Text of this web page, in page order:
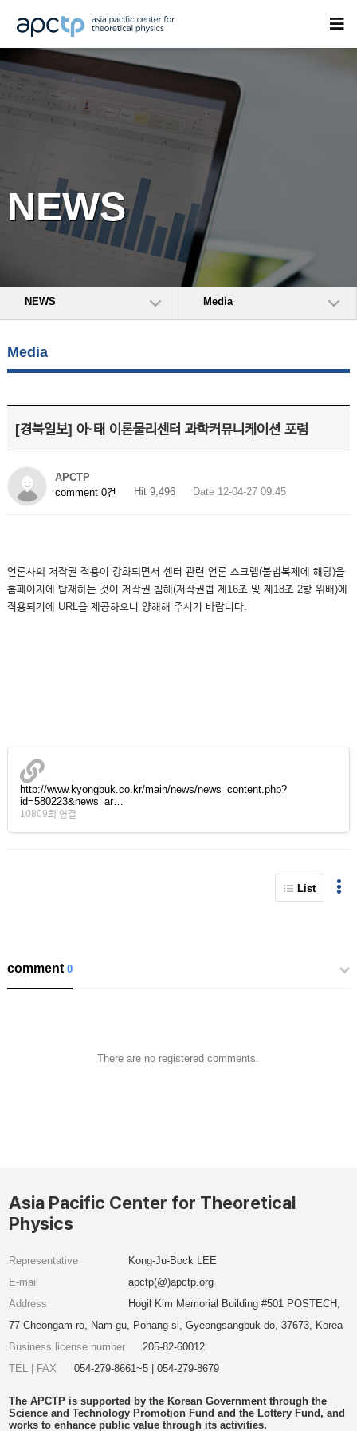
NEWS
NEWS Media
Media
[경북일보] 아·태 이론물리센터 과학커뮤니케이션 포럼
APCTP
comment 0건
Hit 9,496 Date 12-04-27 09:45
언론사의 저작권 적용이 강화되면서 센터 관련 언론 스크랩(불법복제에 해당)을
홈페이지에 탑재하는 것이 저작권 침해(저작권법 제16조 및 제18조 2항 위배)에
적용되기에 URL을 제공하오니 양해해 주시기 바랍니다.
http://www.kyongbuk.co.kr/main/news/news_content.php?
id=580223&news_ar…
10809회 연결
List
comment0
There are no registered comments.
Asia Pacific Center for Theoretical
Physics
Representative
Kong-Ju-Bock LEE
E-mail
apctp(@)apctp.org
Address
Hogil Kim Memorial Building #501 POSTECH,
77 Cheongam-ro, Nam-gu, Pohang-si, Gyeongsangbuk-do, 37673, Korea
Business license number
205-82-60012
TEL | FAX
054-279-8661~5 | 054-279-8679
The APCTP is supported by the Korean Government through the
Science and Technology Promotion Fund and the Lottery Fund, and
works to enhance public value through its activities.